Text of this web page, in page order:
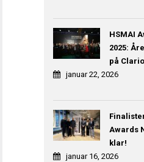
HSMAI
2025:
på
januar 22, 2026
Awards
klar!
januar 16, 2026